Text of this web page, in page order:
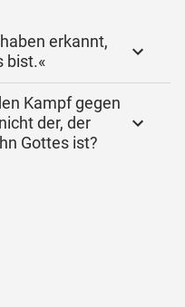
erkannt,
bist.«
Kampf gegen
der, der
Gottes ist?